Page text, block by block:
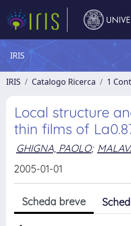
IRIS
IRIS Catalogo Ricerca 1
Local structure
thin films of
GHIGNA, PAOLO;
2005-01-01
Scheda breve